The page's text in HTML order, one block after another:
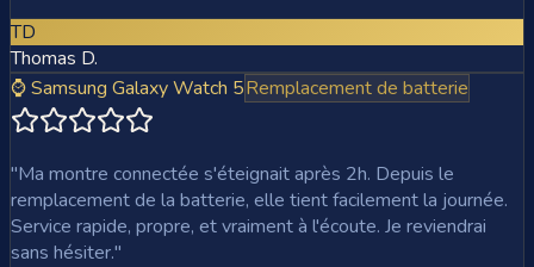
TD
Thomas D.
⌚ Samsung Galaxy Watch 5Remplacement de batterie
"Ma montre connectée s'éteignait après 2h. Depuis le
remplacement de la batterie, elle tient facilement la journée.
Service rapide, propre, et vraiment à l'écoute. Je reviendrai
sans hésiter."